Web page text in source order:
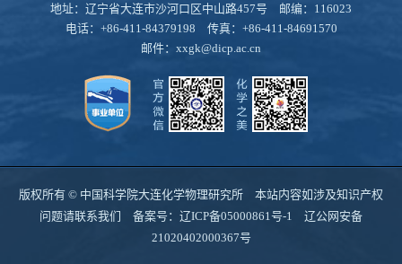
地址：辽宁省大连市沙河口区中山路457号 邮编：116023
电话：+86-411-84379198 传真：+86-411-84691570
邮件： xxgk@dicp.ac.cn
版权所有 © 中国科学院大连化学物理研究所 本站内容如涉及知识产权
问题请联系我们 备案号： 辽ICP备05000861号-1
辽公网安备
21020402000367号